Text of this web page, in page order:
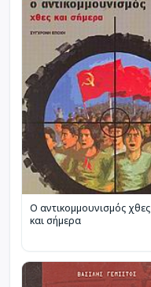
Ο αντικομμουνισμός χθες
και σήμερα